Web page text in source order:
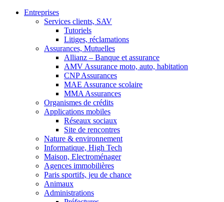
Entreprises
Services clients, SAV
Tutoriels
Litiges, réclamations
Assurances, Mutuelles
Allianz – Banque et assurance
AMV Assurance moto, auto, habitation
CNP Assurances
MAE Assurance scolaire
MMA Assurances
Organismes de crédits
Applications mobiles
Réseaux sociaux
Site de rencontres
Nature & environnement
Informatique, High Tech
Maison, Electroménager
Agences immobilières
Paris sportifs, jeu de chance
Animaux
Administrations